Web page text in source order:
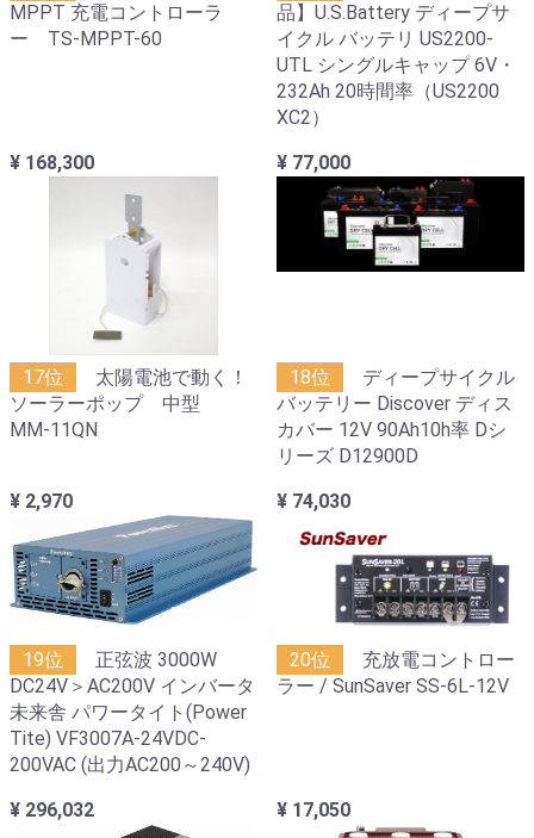
MPPT 充電コントローラ
ー TS-MPPT-60
¥ 168,300
品】U.S.Battery ディープサ
イクル バッテリ US2200-
UTL シングルキャップ 6V・
232Ah 20時間率（US2200
XC2）
¥ 77,000
17位
太陽電池で動く！
ソーラーポップ 中型
MM-11QN
¥ 2,970
18位
ディープサイクル
バッテリー Discover ディス
カバー 12V 90Ah10h率 Dシ
リーズ D12900D
¥ 74,030
19位
正弦波 3000W
DC24V＞AC200V インバータ
未来舎 パワータイト(Power
Tite) VF3007A-24VDC-
200VAC (出力AC200～240V)
¥ 296,032
20位
充放電コントロー
ラー / SunSaver SS-6L-12V
¥ 17,050